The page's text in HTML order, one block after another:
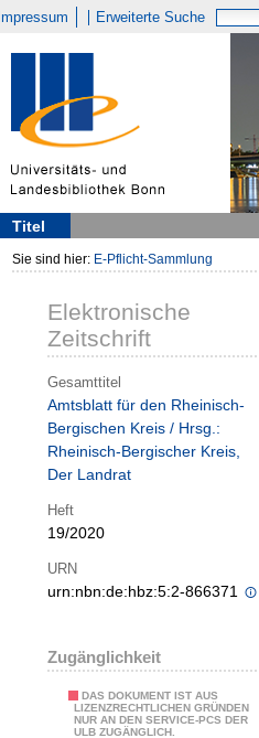
Impressum Erweiterte Suche
Titel
Sie sind hier: E-Pflicht-Sammlung
Elektronische
Zeitschrift
Gesamttitel
Amtsblatt für den Rheinisch-
Bergischen Kreis / Hrsg.:
Rheinisch-Bergischer Kreis,
Der Landrat
Heft
19/2020
URN
urn:nbn:de:hbz:5:2-866371
Zugänglichkeit
DAS DOKUMENT IST AUS
LIZENZRECHTLICHEN GRÜNDEN
NUR AN DEN SERVICE-PCS DER
ULB ZUGÄNGLICH.